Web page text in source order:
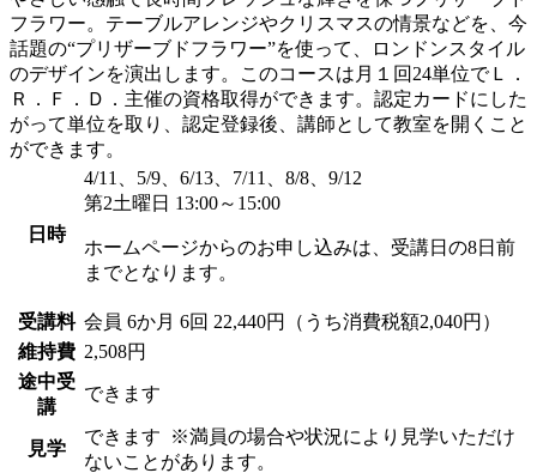
フラワー。テーブルアレンジやクリスマスの情景などを、今
話題の“プリザーブドフラワー”を使って、ロンドンスタイル
のデザインを演出します。このコースは月１回24単位でＬ．
Ｒ．Ｆ．Ｄ．主催の資格取得ができます。認定カードにした
がって単位を取り、認定登録後、講師として教室を開くこと
ができます。
日時
4/11、5/9、6/13、7/11、8/8、9/12
第2土曜日 13:00～15:00
ホームページからのお申し込みは、受講日の8日前
までとなります。
受講料 会員 6か月 6回 22,440円（うち消費税額2,040円）
維持費 2,508円
途中受
講
できます
見学
できます
※満員の場合や状況により見学いただけ
ないことがあります。